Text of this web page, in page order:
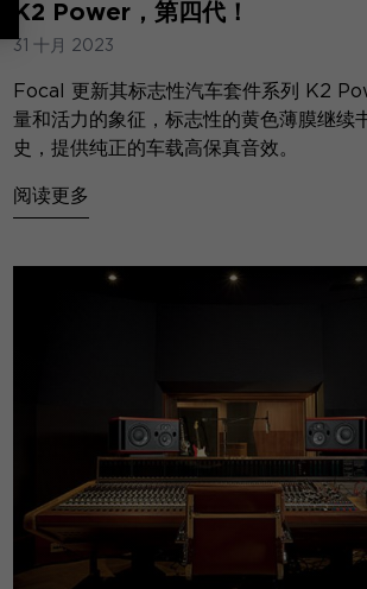
K2 Power，第四代！
31 十月 2023
Focal 更新其标志性汽车套件系列 K2
量和活力的象征，标志性的黄色薄膜继续
史，提供纯正的车载高保真音效。
阅读更多